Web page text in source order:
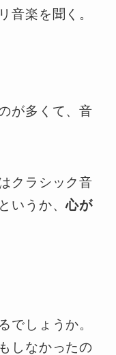
音楽を聞く。
が多くて、音
クラシック音
いうか、心が
でしょうか。
しなかったの